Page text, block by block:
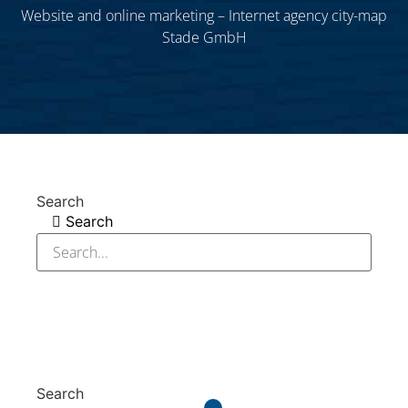
Website and online marketing – Internet agency city-map
Stade GmbH
Search
Search
Search